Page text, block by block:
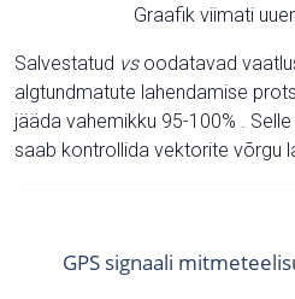
Graafik viimati
Salvestatud vsoodatavad
algtundmatute lahendamise
jääda vahemikku 95-100% .
saab kontrollida vektorite võrgu
GPS signaali